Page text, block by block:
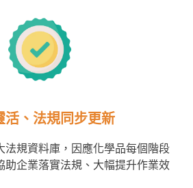
活、法規同步更新
法規資料庫，因應化學品每個階段
助企業落實法規、大幅提升作業效